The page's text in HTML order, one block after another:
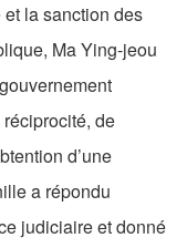
et la sanction des
Ma Ying-jeou
de
d’une
a répondu
judiciaire et donné